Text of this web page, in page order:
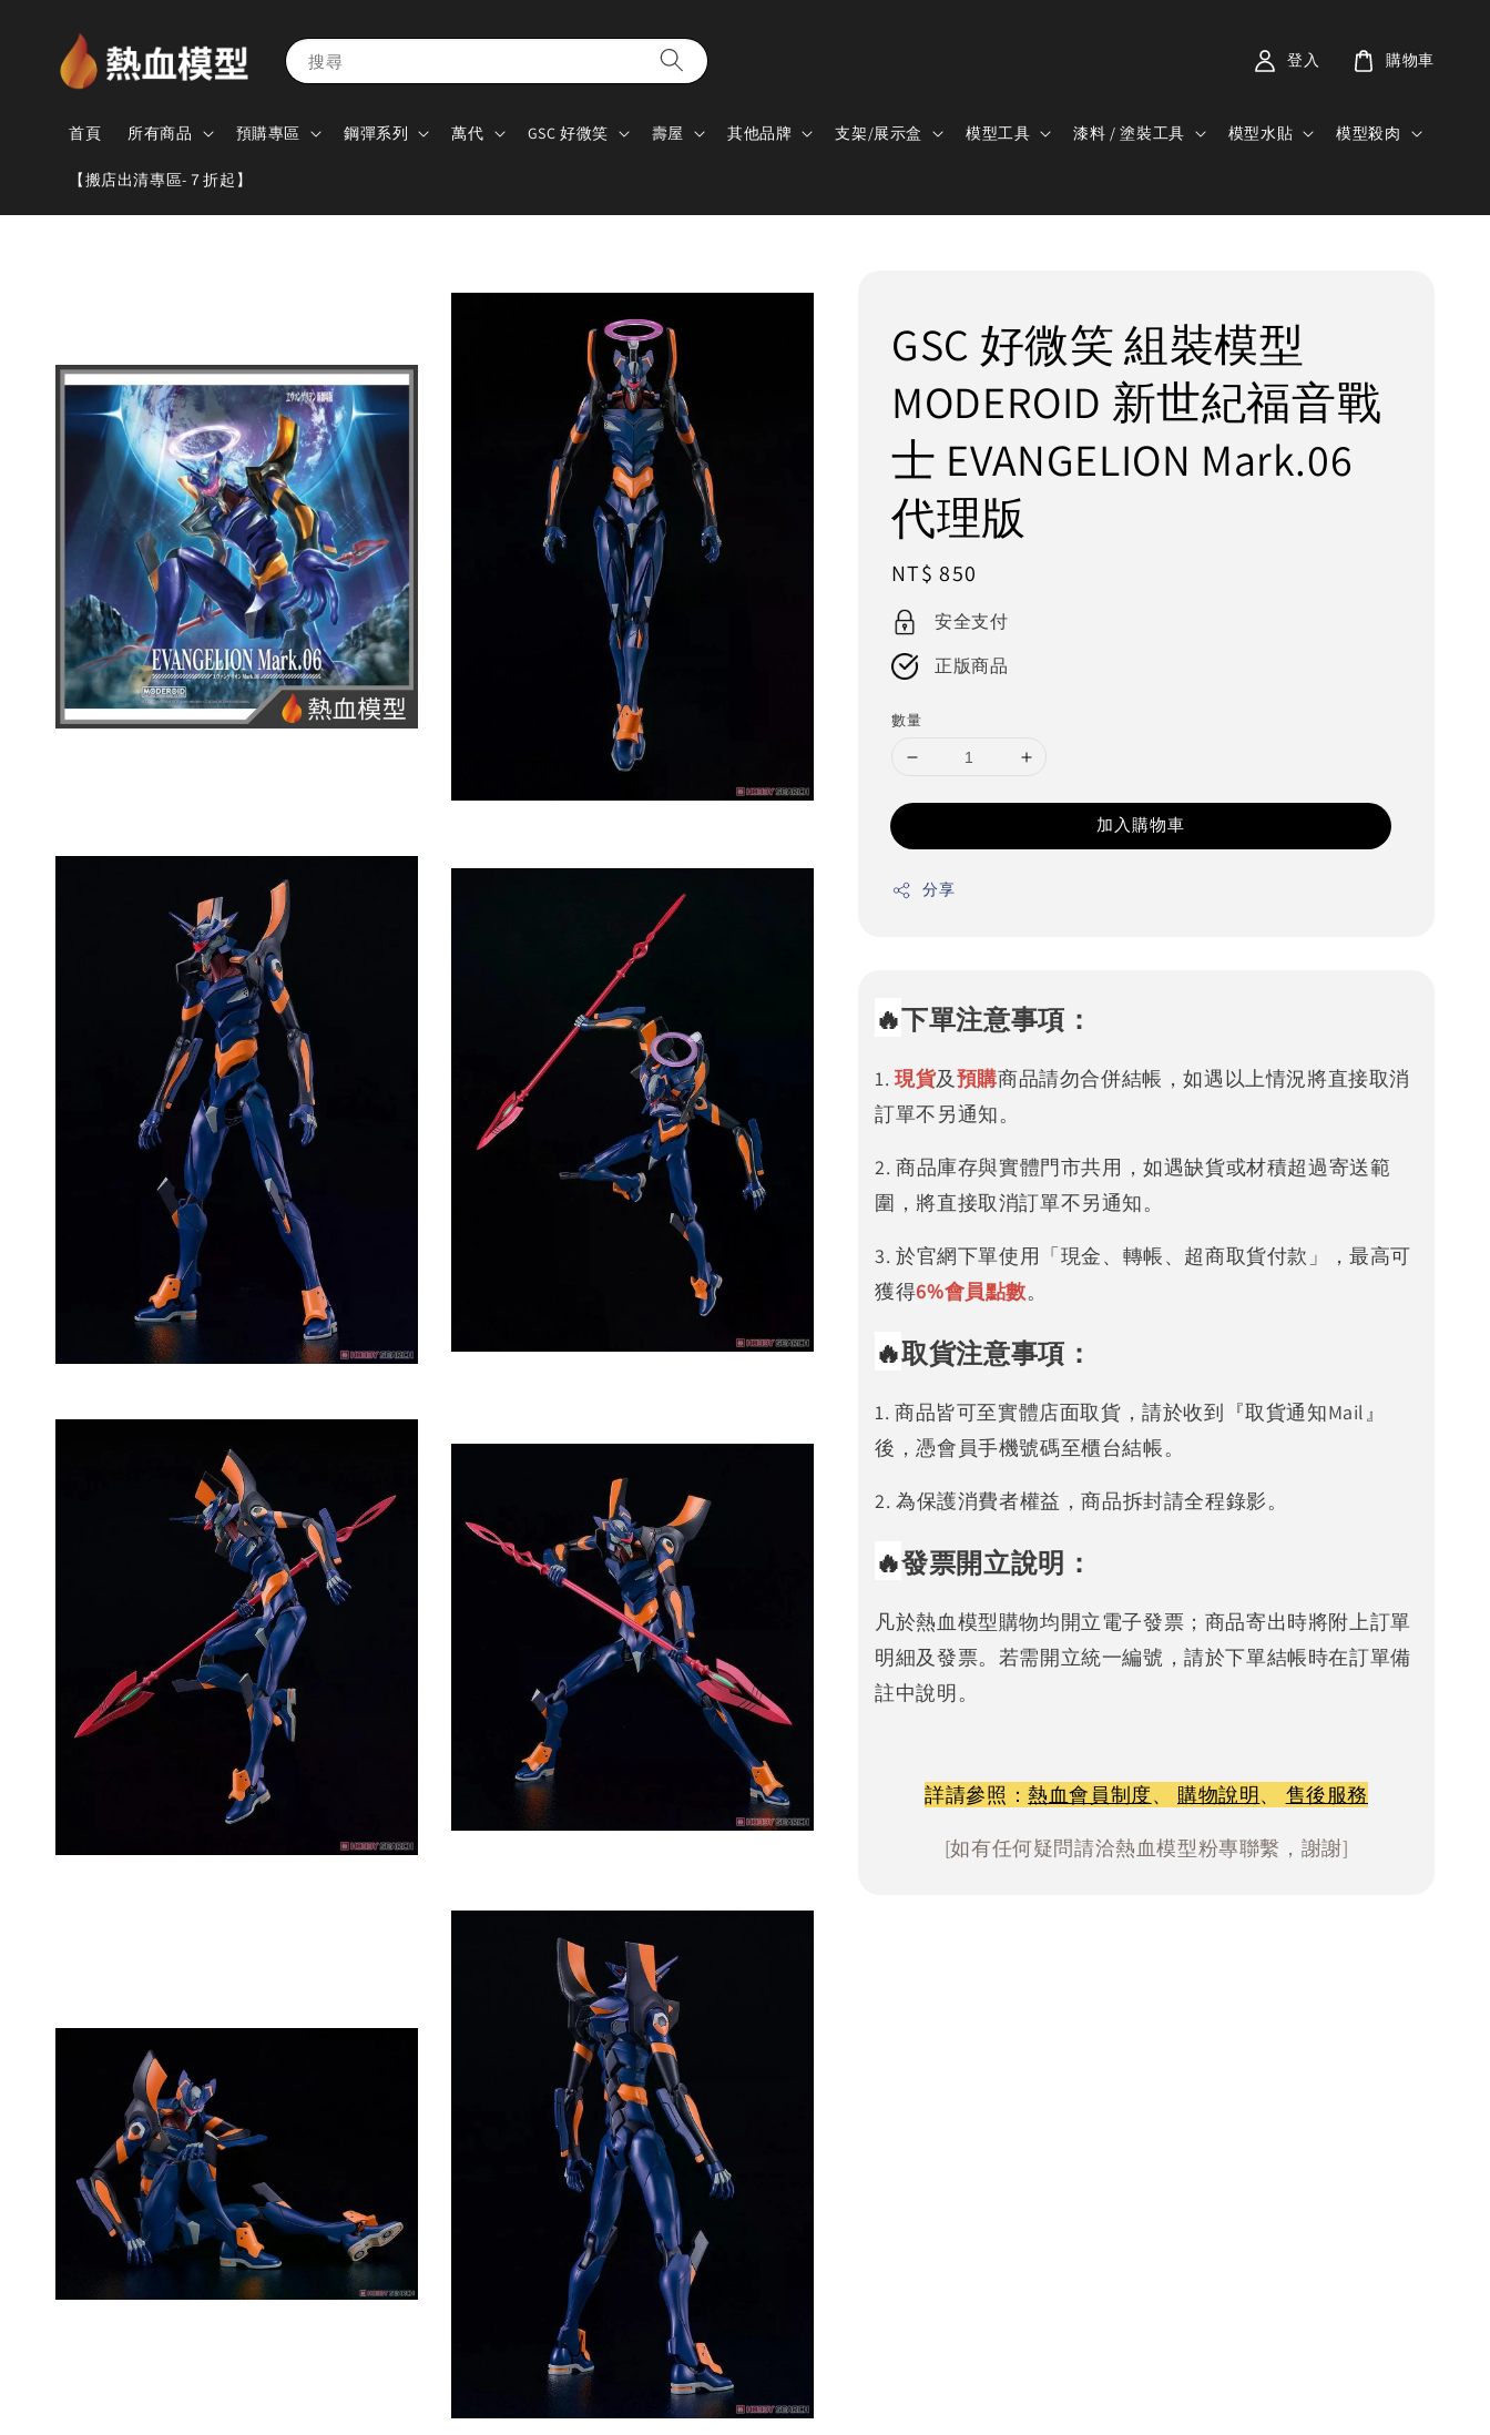
搜尋
首頁 所有商品 預購專區 鋼彈系列 萬代 GSC 好微笑 壽屋 其他品牌 支架/展示盒 模型工具 漆料 / 塗裝工具 模型水貼 模型殺肉
【搬店出清專區-７折起】
登入 購物車
GSC 好微笑 組裝模型
MODEROID 新世紀福音戰
士 EVANGELION Mark.06
代理版
Regular
price
NT$ 850
安全支付
正版商品
數量
加入購物車
分享
🔥下單注意事項：
1. 現貨及預購商品請勿合併結帳，如遇以上情況將直接取消
訂單不另通知。
2. 商品庫存與實體門市共用，如遇缺貨或材積超過寄送範
圍，將直接取消訂單不另通知。
3. 於官網下單使用「現金、轉帳、超商取貨付款」，最高可
獲得6%會員點數。
🔥取貨注意事項：
1. 商品皆可至實體店面取貨，請於收到『取貨通知Mail』
後，憑會員手機號碼至櫃台結帳。
2. 為保護消費者權益，商品拆封請全程錄影。
🔥發票開立說明：
凡於熱血模型購物均開立電子發票；商品寄出時將附上訂單
明細及發票。若需開立統一編號，請於下單結帳時在訂單備
註中說明。
詳請參照：熱血會員制度、 購物說明、 售後服務
[如有任何疑問請洽熱血模型粉專聯繫，謝謝]